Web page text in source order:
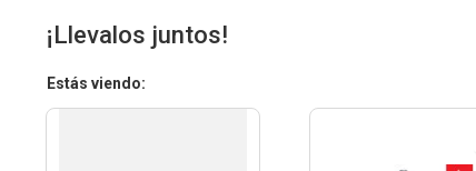
¡Llevalos juntos!
Estás viendo: